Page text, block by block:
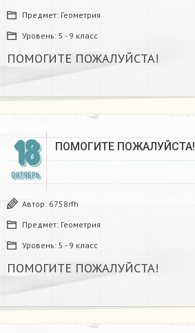
Предмет: Геометрия
Уровень: 5 - 9 класс
ПОМОГИТЕ ПОЖАЛУЙСТА!​
18
ОКТЯБРЬ
ПОМОГИТЕ ПОЖАЛУЙСТА!​
Автор: 6758rfh
Предмет: Геометрия
Уровень: 5 - 9 класс
ПОМОГИТЕ ПОЖАЛУЙСТА!​